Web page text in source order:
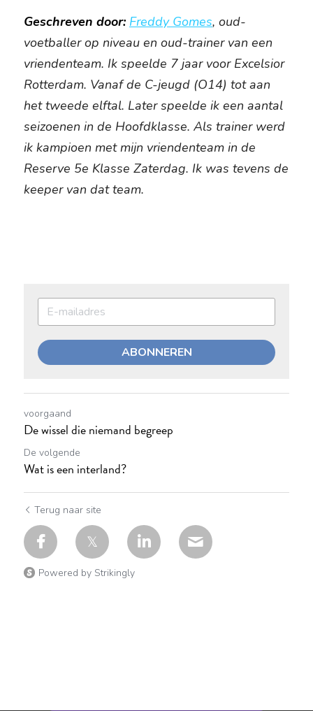
Geschreven door: Freddy Gomes, oud-
voetballer op niveau en oud-trainer van een
vriendenteam. Ik speelde 7 jaar voor Excelsior
Rotterdam. Vanaf de C-jeugd (O14) tot aan
het tweede elftal. Later speelde ik een aantal
seizoenen in de Hoofdklasse. Als trainer werd
ik kampioen met mijn vriendenteam in de
Reserve 5e Klasse Zaterdag. Ik was tevens de
keeper van dat team.
ABONNEREN
voorgaand
De wissel die niemand begreep
De volgende
Wat is een interland?
Terug naar site
Powered by Strikingly